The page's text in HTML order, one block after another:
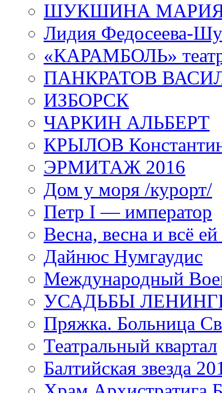
ШУКШИНА
Лидия Федосеева-
«КАРАМБОЛЬ»
ПАНКРАТОВ
ИЗБОРСК
ЧАРКИН АЛЬБЕРТ
КРЫЛОВ
ЭРМИТАЖ 2016
Дом у моря /курорт/
Петр I — император
Весна, весна и всё
Дайнюс Нумгаудис
Международный
УСАДЬБЫ
Пряжка. Больница
Театральный квартал
Балтийская звезда